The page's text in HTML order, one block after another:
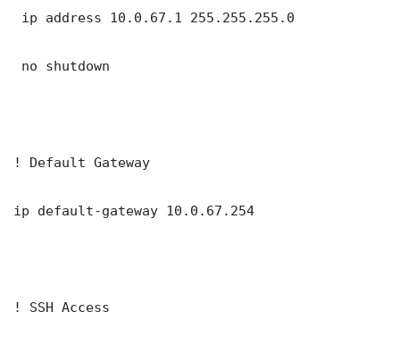
ip address 10.0.67.1 255.255.255.0
no shutdown
! Default Gateway
ip default-gateway 10.0.67.254
! SSH Access